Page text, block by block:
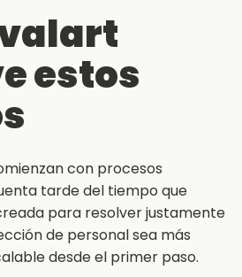
estos
con procesos
tarde del tiempo que
para resolver justamente
de personal sea más
desde el primer paso.